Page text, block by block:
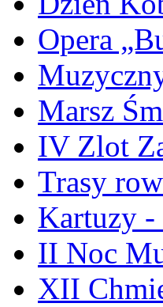
Opera
Marsz
IV Zlot
Trasy
Kartuzy -
II Noc
XII